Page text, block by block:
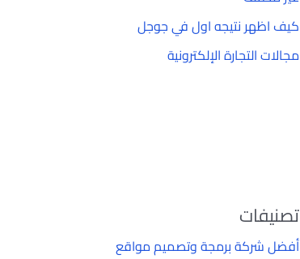
كيف اظهر نتيجه اول في جوجل
مجالات التجارة الإلكترونية
تصنيفات
أفضل شركة برمجة وتصميم مواقع